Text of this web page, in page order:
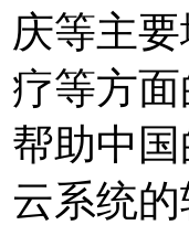
庆等主
疗等方
帮助中
云系统